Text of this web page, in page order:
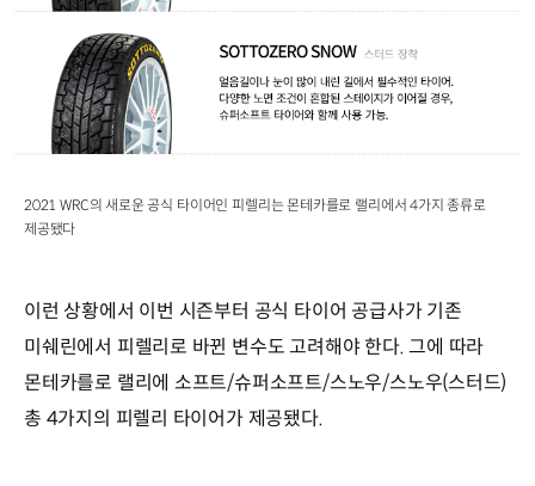
2021 WRC의 새로운 공식 타이어인 피렐리는 몬테카를로 랠리에서 4가지 종류로
제공됐다
이런 상황에서 이번 시즌부터 공식 타이어 공급사가 기존
미쉐린에서 피렐리로 바뀐 변수도 고려해야 한다. 그에 따라
몬테카를로 랠리에 소프트/슈퍼소프트/스노우/스노우(스터드)
총 4가지의 피렐리 타이어가 제공됐다.